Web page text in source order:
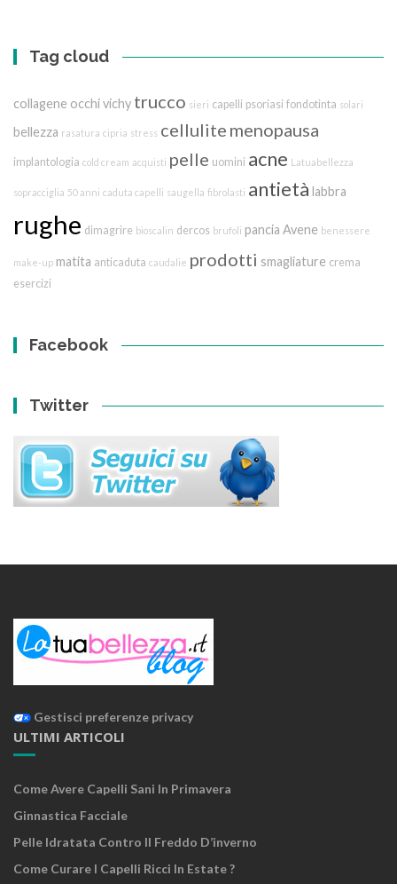
Tag cloud
collagene occhivichy trucco sieri capelli psoriasi fondotinta solari
bellezza rasatura cipria stress cellulite menopausa
implantologia cold cream acquisti pelle uomini acne Latuabellezza
sopracciglia 50 anni caduta capelli saugella fibrolasti antietà labbra
rughe dimagrire bioscalin dercos brufoli pancia Avene benessere
make-up matita anticaduta caudalie prodotti smagliature crema
esercizi
Facebook
Twitter
Gestisci preferenze privacy
ULTIMI ARTICOLI
Come Avere Capelli Sani In Primavera
Ginnastica Facciale
Pelle Idratata Contro Il Freddo D’inverno
Come Curare I Capelli Ricci In Estate ?